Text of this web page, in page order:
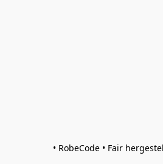
• RobeCode • Fair